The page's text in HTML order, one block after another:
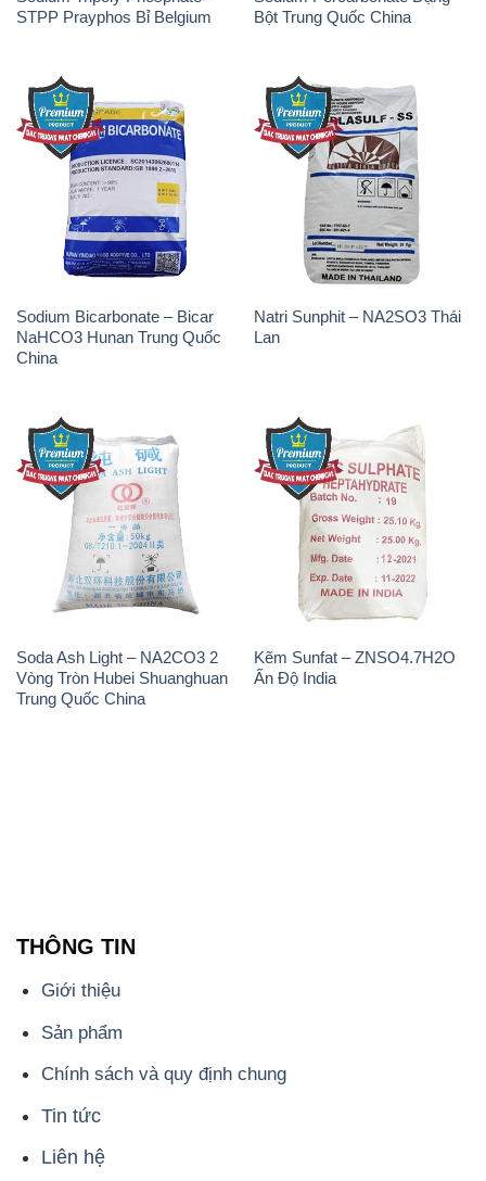
Sodium Bicarbonate – Bicar
NaHCO3 Hunan Trung Quốc
Natri Sunphit – NA2SO3 Thái
Soda Ash Light – NA2CO3 2
Vòng Tròn Hubei Shuanghuan
Trung Quốc China
Kẽm Sunfat – ZNSO4.7H2O
Ấn Độ India
Chính sách và quy định chung
Tin tức
Liên hệ
📞
PHÒNG KINH DOANH - CÔNG TY HÓA CHẤT
ĐẮC TRƯỜNG PHÁT